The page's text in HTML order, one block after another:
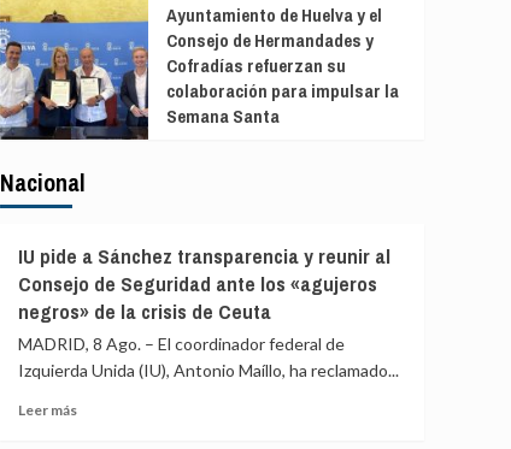
Ayuntamiento de Huelva y el
Consejo de Hermandades y
Cofradías refuerzan su
colaboración para impulsar la
Semana Santa
Nacional
IU pide a Sánchez transparencia y reunir al
Consejo de Seguridad ante los «agujeros
negros» de la crisis de Ceuta
MADRID, 8 Ago. – El coordinador federal de
Izquierda Unida (IU), Antonio Maíllo, ha reclamado...
Leer másLeer